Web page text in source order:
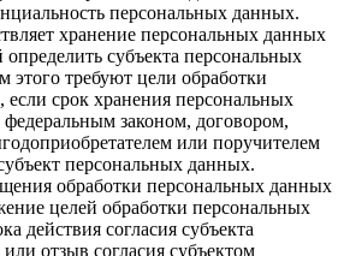
персональных данных.
хранение персональных данных
субъекта персональных
этого требуют цели обработки
срок хранения персональных
законом, договором,
или поручителем
персональных данных.
обработки персональных данных
целей обработки персональных
действия согласия субъекта
отзыв согласия субъектом